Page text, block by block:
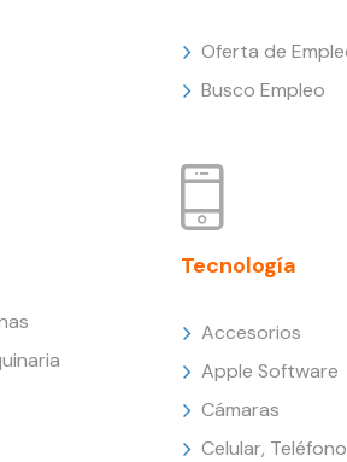
Oferta de
Busco Empleo
Tecnología
Accesorios
Apple Software
Cámaras
Celular, Teléfono